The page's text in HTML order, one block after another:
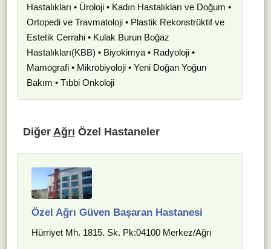
Hastalıkları • Üroloji • Kadın Hastalıkları ve Doğum •
Ortopedi ve Travmatoloji • Plastik Rekonstrüktif ve
Estetik Cerrahi • Kulak Burun Boğaz
Hastalıkları(KBB) • Biyokimya • Radyoloji •
Mamografi • Mikrobiyoloji • Yeni Doğan Yoğun
Bakım • Tıbbi Onkoloji
Diğer Ağrı Özel Hastaneler
Özel Ağrı Güven Başaran Hastanesi
Hürriyet Mh. 1815. Sk. Pk:04100 Merkez/Ağrı